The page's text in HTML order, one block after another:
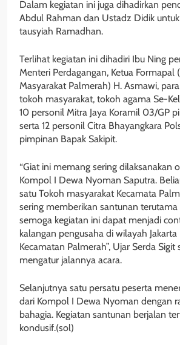
Dalam kegiatan ini juga dihadirkan
Abdul Rahman dan Ustadz Didik
tausyiah Ramadhan.
Terlihat kegiatan ini dihadiri Ibu Ning
Menteri Perdagangan, Ketua Formapal
Masyarakat Palmerah) H. Asmawi, para
tokoh masyarakat, tokoh agama Se-
10 personil Mitra Jaya Koramil 03/GP
serta 12 personil Citra Bhayangkara
pimpinan Bapak Sakipit.
“Giat ini memang sering dilaksanakan
Kompol I Dewa Nyoman Saputra.
satu Tokoh masyarakat Kecamata
sering memberikan santunan terutama
semoga kegiatan ini dapat menjadi
kalangan pengusaha di wilayah
Kecamatan Palmerah”, Ujar Serda Sigit
mengatur jalannya acara.
Selanjutnya satu persatu peserta
dari Kompol I Dewa Nyoman dengan
bahagia. Kegiatan santunan berjalan
kondusif.(sol)